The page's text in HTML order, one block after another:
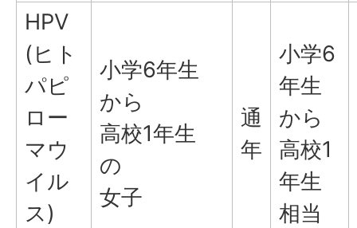
HPV
(ヒト
パピ
ロー
マウ
イル
ス)
小学6年生
から
高校1年生
の
女子
通
年
小学6
年生
から
高校1
年生
相当